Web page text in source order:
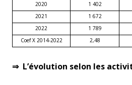
2020
1 402
2021
1 672
2022
1 789
Coef X 2014-2022
2,48
⇒ L’évolution selon les